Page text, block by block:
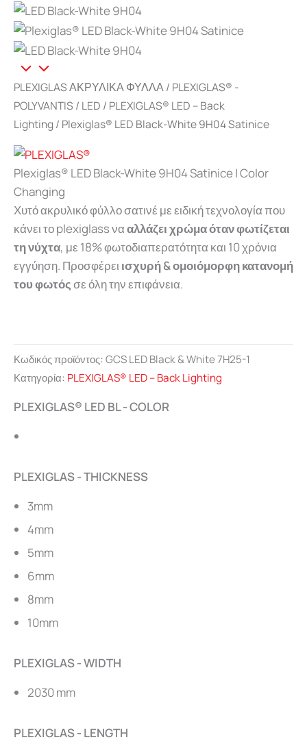
PLEXIGLAS ΑΚΡΥΛΙΚΑ ΦΥΛΛΑ/ PLEXIGLAS® -
POLYVANTIS / LED / PLEXIGLAS® LED – Back
Lighting / Plexiglas® LED Black-White 9H04 Satinice
Plexiglas® LED Black-White 9H04 Satinice | Color
Changing
Χυτό ακρυλικό φύλλο σατινέ με ειδική τεχνολογία που
κάνει το plexiglass νααλλάζει χρώμα όταν φωτίζεται
τη νύχτα, με 18% φωτοδιαπερατότητα και 10 χρόνια
εγγύηση. Προσφέρει ισχυρή & ομοιόμορφη κατανομή
του φωτόςσε όλη την επιφάνεια.
Κωδικός προϊόντος:GCS LED Black & White 7H25-1
Κατηγορία: PLEXIGLAS® LED – Back Lighting
PLEXIGLAS® LED BL - COLOR
PLEXIGLAS - THICKNESS
3mm
4mm
5mm
6mm
8mm
10mm
PLEXIGLAS - WIDTH
2030 mm
PLEXIGLAS - LENGTH